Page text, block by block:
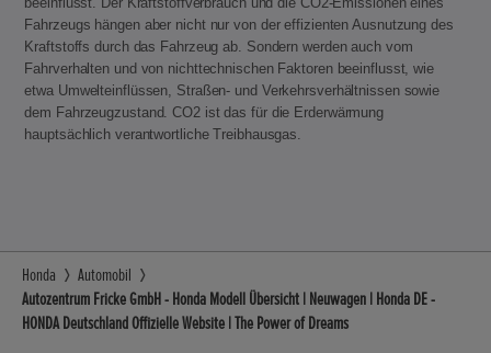
Fahrzeugs hängen aber nicht nur von der effizienten Ausnutzung des
Kraftstoffs durch das Fahrzeug ab. Sondern werden auch vom
Fahrverhalten und von nichttechnischen Faktoren beeinflusst, wie
etwa Umwelteinflüssen, Straßen- und Verkehrsverhältnissen sowie
dem Fahrzeugzustand. CO2 ist das für die Erderwärmung
hauptsächlich verantwortliche Treibhausgas.
Honda
Automobil
Autozentrum Fricke GmbH - Honda Modell Übersicht | Neuwagen | Honda DE -
HONDA Deutschland Offizielle Website | The Power of Dreams